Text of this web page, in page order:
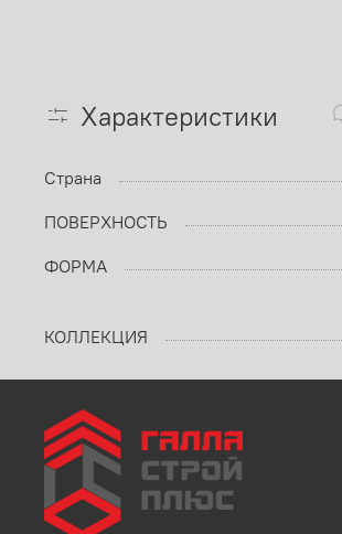
Характеристики
Страна
ПОВЕРХНОСТЬ
ФОРМА
КОЛЛЕКЦИЯ